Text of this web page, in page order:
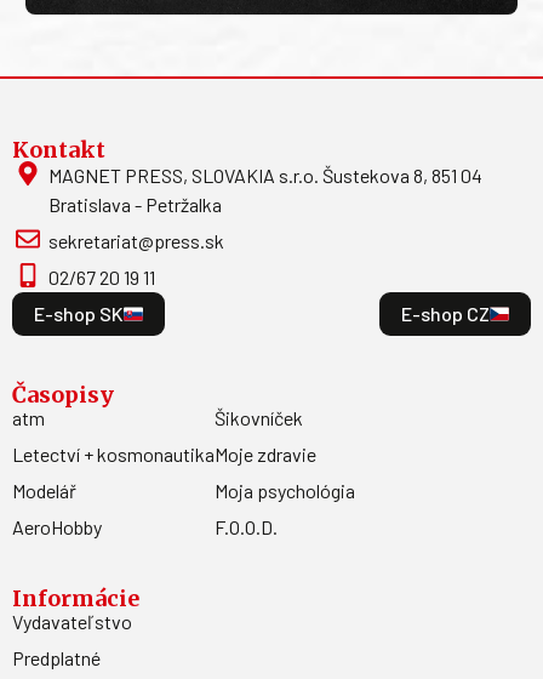
Kontakt
MAGNET PRESS, SLOVAKIA s.r.o. Šustekova 8, 851 04
Bratislava - Petržalka
sekretariat@press.sk
02/67 20 19 11
E-shop SK
E-shop CZ
Časopisy
atm
Letectví + kosmonautika
Modelář
AeroHobby
Šikovníček
Moje zdravie
Moja psychológia
F.O.O.D.
Informácie
Vydavateľstvo
Predplatné